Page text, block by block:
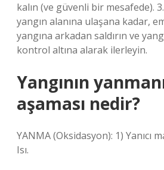
kalın (ve güvenli bir mesafede).
yangın alanına ulaşana kadar,
yangına arkadan saldırın ve
kontrol altına alarak ilerleyin.
Yangının
aşaması nedir?
YANMA (Oksidasyon): 1) Yanıcı
Isı.